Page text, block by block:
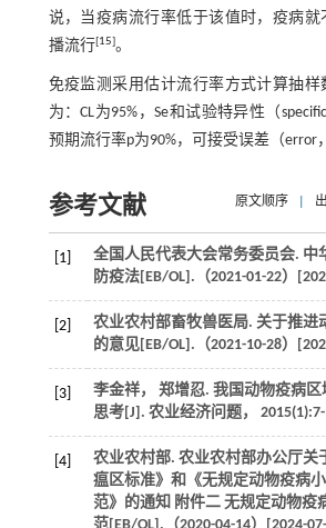
说，当疫病流行率低于该值时，疫病就
播流行[15]。
免疫监测采用估计流行率方式计算抽样
为：CL为95%，Se和试验特异性（
预期流行率p为90%，可接受误差（error
参考文献 原文顺序
[1]
全国人民代表大会常务委员会. 中
防疫法[EB/OL].（2021-01-22）[
[2]
农业农村部畜牧兽医局. 关于推进
的意见[EB/OL].（2021-10-28）[
[3]
李金祥， 郑增忍. 我国动物疫病
思考[J]. 农业经济问题， 2015
[4]
农业农村部. 农业农村部办公厅关
瘟区标准》和《无规定动物疫病
范》的通知 附件二 无规定动物疫